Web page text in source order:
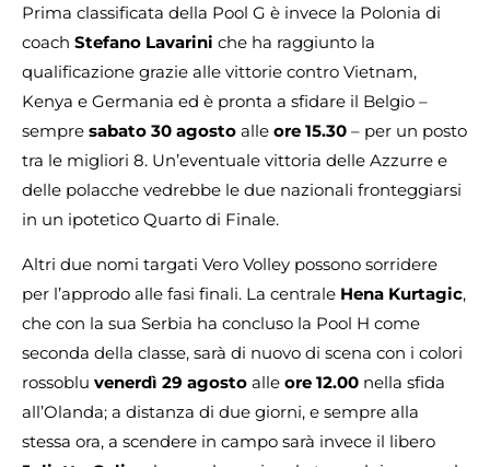
Prima classificata della Pool G è invece la Polonia di
coach Stefano Lavarini che ha raggiunto la
qualificazione grazie alle vittorie contro Vietnam,
Kenya e Germania ed è pronta a sfidare il Belgio –
sempre sabato 30 agosto alle ore 15.30 – per un posto
tra le migliori 8. Un’eventuale vittoria delle Azzurre e
delle polacche vedrebbe le due nazionali fronteggiarsi
in un ipotetico Quarto di Finale.
Altri due nomi targati Vero Volley possono sorridere
per l’approdo alle fasi finali. La centrale Hena Kurtagic,
che con la sua Serbia ha concluso la Pool H come
seconda della classe, sarà di nuovo di scena con i colori
rossoblu venerdì 29 agosto alle ore 12.00 nella sfida
all’Olanda; a distanza di due giorni, e sempre alla
stessa ora, a scendere in campo sarà invece il libero